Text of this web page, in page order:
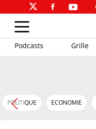
Podcasts Grille
POLITIQUE ECONOMIE